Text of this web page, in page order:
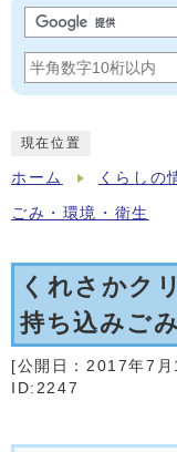
現在位置
ホーム くらしの
ごみ・環境・衛生
くれさかク
持ち込みご
[公開日： 2017年7月
ID:2247